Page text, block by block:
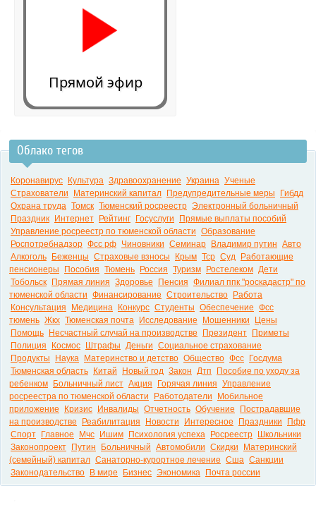
Прямой эфир
Облако тегов
Коронавирус Культура Здравоохранение Украина Ученые
Страхователи
Материнский капитал Предупредительные меры
Гибдд
Охрана труда Томск Тюменский росреестр Электронный больничный
Праздник
Интернет Рейтинг Госуслуги
Прямые выплаты пособий
Управление росреестр по тюменской области Образование
Роспотребнадзор Фсс рф Чиновники Семинар Владимир путин Авто
Алкоголь
Беженцы Страховые взносы Крым Тср Суд
Работающие
пенсионеры
Пособия Тюмень Россия Туризм Ростелеком Дети
Тобольск
Прямая линия Здоровье Пенсия Филиал ппк "роскадастр" по
тюменской области Финансирование Строительство
Работа
Консультация
Медицина Конкурс Студенты Обеспечение Фсс
тюмень Жкх Тюменская почта Исследование Мошенники
Цены
Помощь
Несчастный случай на производстве Президент
Приметы
Полиция
Космос Штрафы Деньги Социальное страхование
Продукты
Наука Материнство и детство Общество Фсс
Госдума
Тюменская область
Китай Новый год Закон Дтп
Пособие по уходу за
ребенком
Больничный лист Акция Горячая линия Управление
росреестра по тюменской области
Работодатели
Мобильное
приложение
Кризис Инвалиды Отчетность Обучение
Пострадавшие
на производстве
Реабилитация Новости Интересное Праздники
Пфр
Спорт
Главное Мчс Ишим Психология успеха Росреестр
Школьники
Законопроект
Путин Больничный Автомобили Скидки
Материнский
(семейный) капитал Санаторно-курортное лечение Сша Санкции
Законодательство
В мире Бизнес Экономика Почта россии